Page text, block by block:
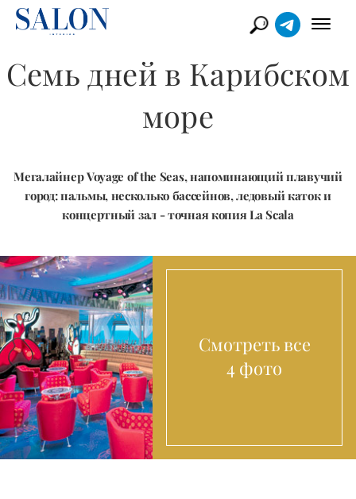
Семь дней в Карибском
море
Мегалайнер Voyage of the Seas, напоминающий плавучий
город: пальмы, несколько бассейнов, ледовый каток и
концертный зал - точная копия La Scala
Смотреть все
4 фото